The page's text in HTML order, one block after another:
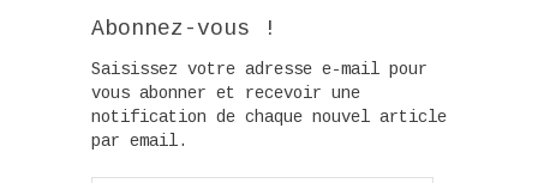
Abonnez-vous !
Saisissez votre adresse e-mail pour
vous abonner et recevoir une
notification de chaque nouvel article
par email.